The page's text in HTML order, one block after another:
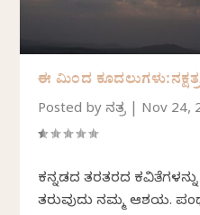
ಈ ಮಿಂದ
Posted byನಕ್ಷತ್ರ Nov 24,
ಕನ್ನಡದ ತರತರದ
ತರುವುದು ನಮ್ಮ ಆಶಯ.